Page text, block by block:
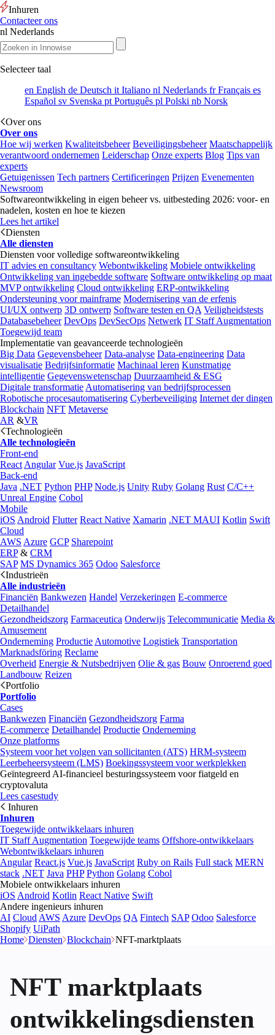
Inhuren
Contacteer ons
nl Nederlands
Selecteer taal
en English de Deutsch it Italiano nl Nederlands frFrançais es
Español sv Svenska pt Português pl Polski nb Norsk
Over ons
Over ons
Hoe wij werken Kwaliteitsbeheer Beveiligingsbeheer Maatschappelijk
verantwoord ondernemen Leiderschap Onze experts Blog Tips van
experts
Getuigenissen Tech partners Certificeringen Prijzen Evenementen
Newsroom
Softwareontwikkeling in eigen beheer vs. uitbesteding 2026: voor- en
nadelen, kosten en hoe te kiezen
Lees het artikel
Diensten
Alle diensten
Diensten voor volledige softwareontwikkeling
IT advies en consultancy Webontwikkeling Mobiele ontwikkeling
Ontwikkeling van ingebedde software Software ontwikkeling op maat
MVP ontwikkeling Cloud ontwikkeling ERP-ontwikkeling
Ondersteuning voor mainframe Modernisering van de erfenis
UI/UX ontwerp 3D ontwerp Software testen en QA Veiligheidstests
Databasebeheer DevOps DevSecOps Netwerk IT Staff Augmentation
Toegewijd team
Implementatie van geavanceerde technologieën
Big Data Gegevensbeheer Data-analyse Data-engineering Data
visualisatie Bedrijfsinformatie Machinaal leren Kunstmatige
intelligentie Gegevenswetenschap Duurzaamheid & ESG
Digitale transformatie Automatisering van bedrijfsprocessen
Robotische procesautomatisering Cyberbeveiliging Internet der dingen
Blockchain NFT Metaverse
AR &VR
Technologieën
Alle technologieën
Front-end
React Angular Vue.js JavaScript
Back-end
Java .NET Python PHP Node.js Unity Ruby Golang Rust C/C++
Unreal Engine Cobol
Mobile
iOS Android Flutter React Native Xamarin .NET MAUI Kotlin Swift
Cloud
AWS Azure GCP Sharepoint
ERP& CRM
SAP MS Dynamics 365 Odoo Salesforce
Industrieën
Alle industrieën
Financiën Bankwezen Handel Verzekeringen E-commerce
Detailhandel
Gezondheidszorg Farmaceutica Onderwijs Telecommunicatie Media &
Amusement
Onderneming Productie Automotive Logistiek Transportation
Marknadsföring Reclame
Overheid Energie & Nutsbedrijven Olie & gas Bouw Onroerend goed
Landbouw Reizen
Portfolio
Portfolio
Cases
Bankwezen Financiën Gezondheidszorg Farma
E-commerce Detailhandel Productie Onderneming
Onze platforms
Systeem voor het volgen van sollicitanten (ATS) HRM-systeem
Leerbeheersysteem (LMS) Boekingssysteem voor werkplekken
Geïntegreerd AI-financieel besturingssysteem voor fiatgeld en
cryptovaluta
Lees casestudy
Inhuren
Inhuren
Toegewijde ontwikkelaars inhuren
IT Staff Augmentation Toegewijde teams Offshore-ontwikkelaars
Webontwikkelaars inhuren
Angular React.js Vue.js JavaScript Ruby on Rails Full stack MERN
stack .NET Java PHP Python Golang Cobol
Mobiele ontwikkelaars inhuren
iOS Android Kotlin React Native Swift
Andere ingenieurs inhuren
AI Cloud AWS Azure DevOps QA Fintech SAP Odoo Salesforce
Shopify UiPath
Home Diensten Blockchain NFT-marktplaats
NFT marktplaats
ontwikkelingsdiensten